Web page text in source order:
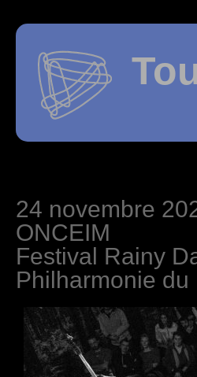
24 novembre
ONCEIM
Festival Rainy
Philharmonie du